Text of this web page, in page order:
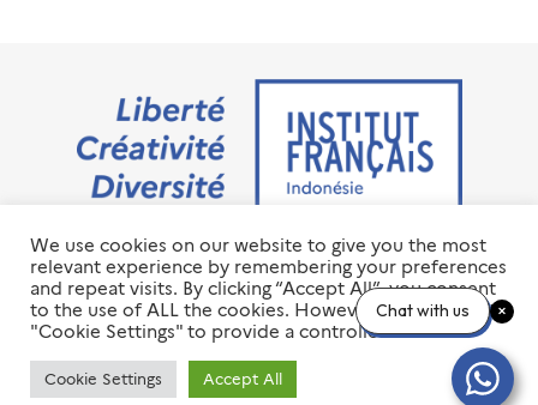
Jalan M.H. Thamrin No. 20 Jakarta Pusat 10350
+6221 23 55 79 00
info@ifi-id.com
© 2020 All Right Reserved
INSTITUT FRANÇAIS D’INDONÉSIE – IFI
We use cookies on our website to give you the most
relevant experience by remembering your preferences
and repeat visits. By clicking “Accept All”, you consent
to the use of ALL the cookies. However, you may visit
"Cookie Settings" to provide a controlled consent.
Cookie Settings Accept All
Chat with us